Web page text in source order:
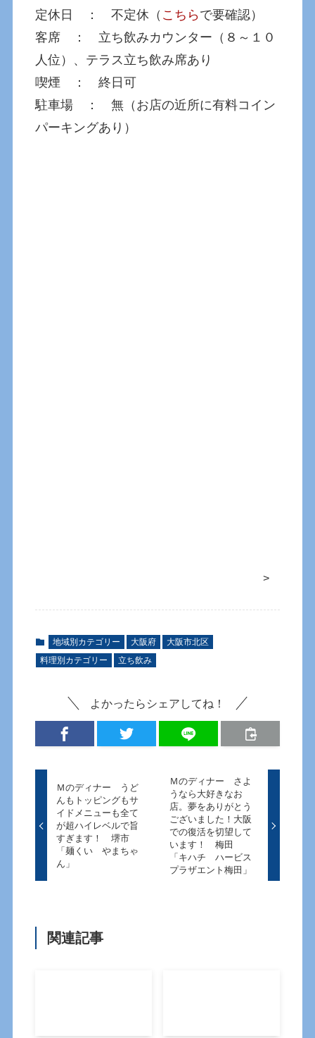
定休日 ： 不定休（ こちらで要確認）
客席 ： 立ち飲みカウンター（８～１０
人位）、テラス立ち飲み席あり
喫煙 ： 終日可
駐車場 ： 無（お店の近所に有料コイン
パーキングあり）
>
地域別カテゴリー 大阪府
大阪市北区
料理別カテゴリー
立ち飲み
よかったらシェアしてね！
Ｍのディナー うど
んもトッピングもサ
イドメニューも全て
が超ハイレベルで旨
すぎます！ 堺市
「麺くい やまちゃ
ん」
Ｍのディナー さよ
うなら大好きなお
店。夢をありがとう
ございました！大阪
での復活を切望して
います！ 梅田
「キハチ ハービス
プラザエント梅田」
関連記事